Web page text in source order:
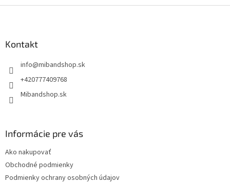
Kontakt
info@mibandshop.sk
+420777409768
Mibandshop.sk
Informácie pre vás
Ako nakupovať
Obchodné podmienky
Podmienky ochrany osobných údajov